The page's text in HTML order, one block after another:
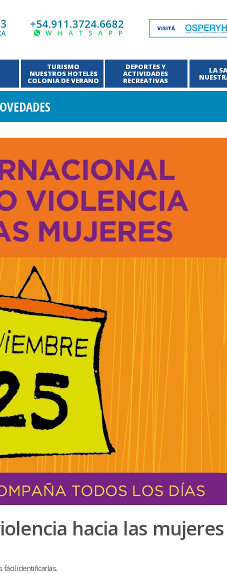
TURISMO
NUESTROS HOTELES
COLONIA DE VERANO
DEPORTES Y
ACTIVIDADES
RECREATIVAS
LA
hacia las mujeres
identificarlas.